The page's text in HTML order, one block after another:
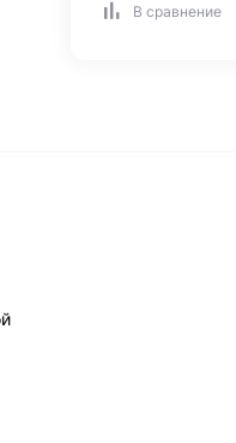
В сравнение